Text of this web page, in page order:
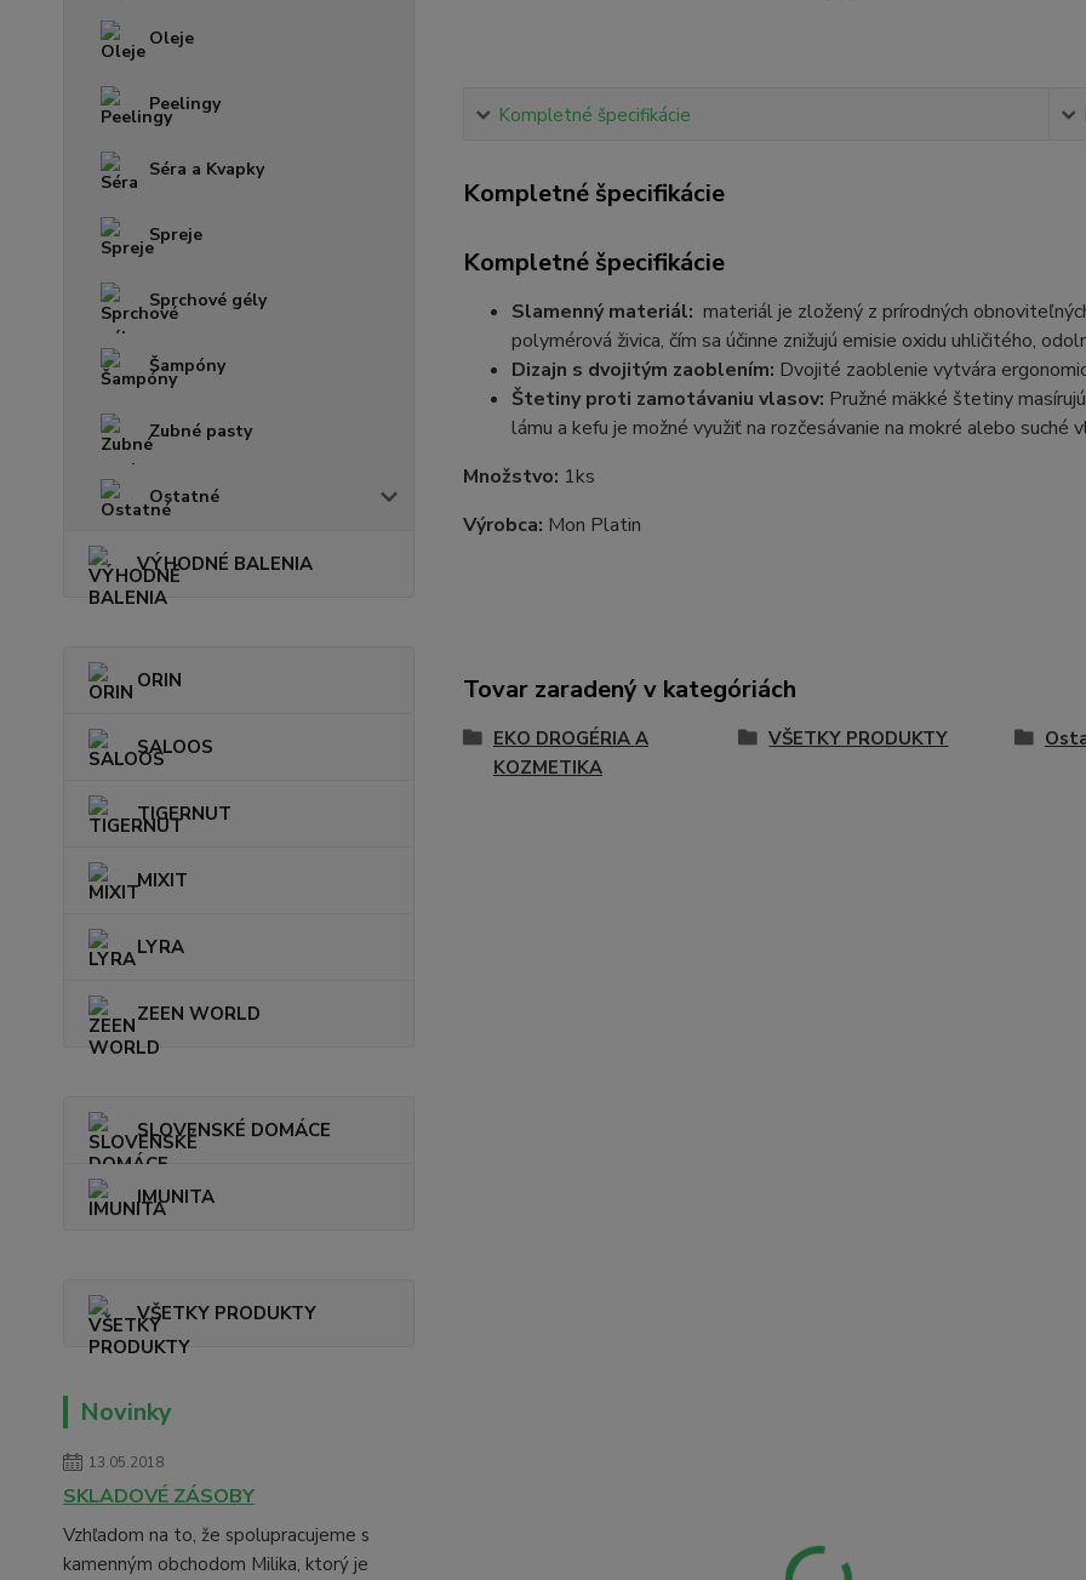
Oleje
Peelingy
Séra a Kvapky
Spreje
Sprchové gély
Šampóny
Zubné pasty
Ostatné
VÝHODNÉ BALENIA
ORIN
SALOOS
TIGERNUT
MIXIT
LYRA
ZEEN WORLD
SLOVENSKÉ DOMÁCE
IMUNITA
VŠETKY PRODUKTY
Novinky
13.05.2018
SKLADOVÉ ZÁSOBY
Vzhľadom na to, že spolupracujeme s
kamenným obchodom Milika, ktorý je
Kompletné špecifikácie
Kompletné špecifikácie
Kompletné špecifikácie
Slamenný materiál: materiál je zložený z prírodných
polymérová živica, čím sa účinne znižujú emisie oxidu uhličitého,
Dizajn s dvojitým zaoblením: Dvojité zaoblenie vytvára
Štetiny proti zamotávaniu vlasov: Pružné mäkké štetiny
lámu a kefu je možné využiť na rozčesávanie na mokré alebo suché
Množstvo: 1ks
Výrobca: Mon Platin
Tovar zaradený v kategóriách
EKO DROGÉRIA A
KOZMETIKA
VŠETKY PRODUKTY